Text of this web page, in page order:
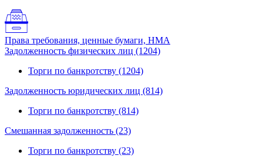
Права требования, ценные бумаги, НМА
Задолженность физических лиц (1204)
Торги по банкротству (1204)
Задолженность юридических лиц (814)
Торги по банкротству (814)
Смешанная задолженность (23)
Торги по банкротству (23)